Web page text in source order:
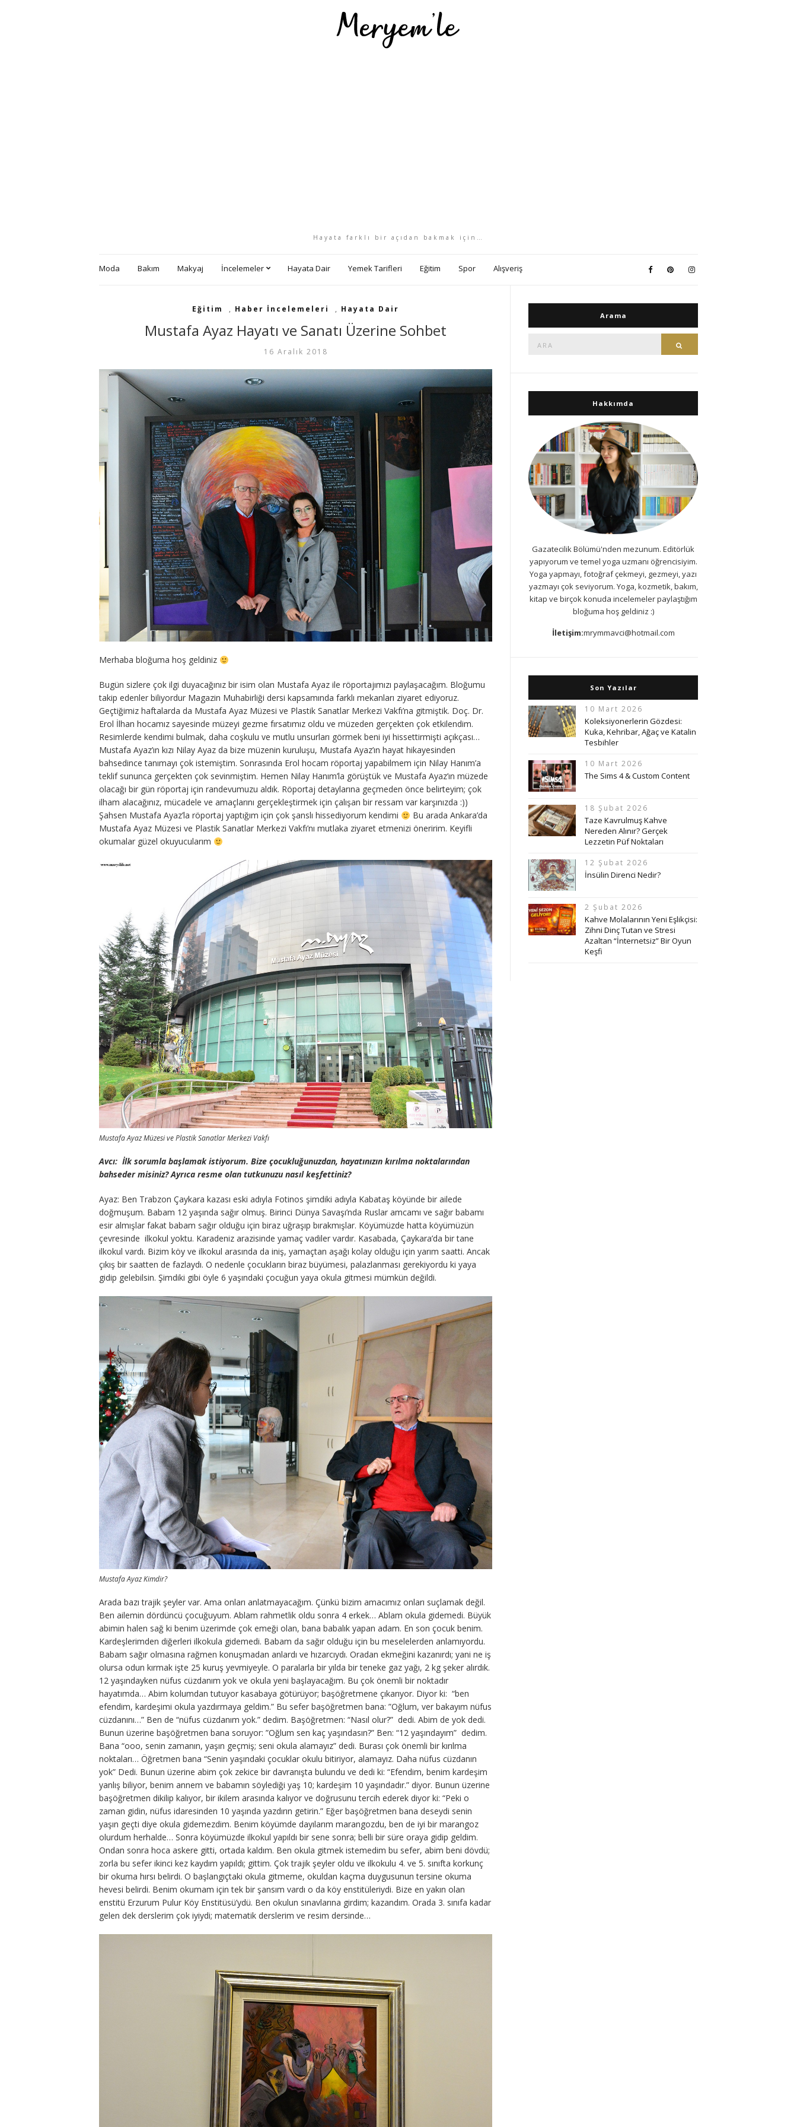
Hayata farklı bir açıdan bakmak için…
Moda Bakım Makyaj İncelemeler Hayata Dair Yemek Tarifleri Eğitim Spor Alışveriş
Eğitim , Haber İncelemeleri , Hayata Dair
Mustafa Ayaz Hayatı ve Sanatı Üzerine Sohbet
16 Aralık 2018
Merhaba bloğuma hoş geldiniz
Bugün sizlere çok ilgi duyacağınız bir isim olan Mustafa Ayaz ile röportajımızı paylaşacağım. Bloğumu
takip edenler biliyordur Magazin Muhabirliği dersi kapsamında farklı mekanları ziyaret ediyoruz.
Geçtiğimiz haftalarda da Mustafa Ayaz Müzesi ve Plastik Sanatlar Merkezi Vakfı’na gitmiştik. Doç. Dr.
Erol İlhan hocamız sayesinde müzeyi gezme fırsatımız oldu ve müzeden gerçekten çok etkilendim.
Resimlerde kendimi bulmak, daha coşkulu ve mutlu unsurları görmek beni iyi hissettirmişti açıkçası…
Mustafa Ayaz’ın kızı Nilay Ayaz da bize müzenin kuruluşu, Mustafa Ayaz’ın hayat hikayesinden
bahsedince tanımayı çok istemiştim. Sonrasında Erol hocam röportaj yapabilmem için Nilay Hanım’a
teklif sununca gerçekten çok sevinmiştim. Hemen Nilay Hanım’la görüştük ve Mustafa Ayaz’ın müzede
olacağı bir gün röportaj için randevumuzu aldık. Röportaj detaylarına geçmeden önce belirteyim; çok
ilham alacağınız, mücadele ve amaçlarını gerçekleştirmek için çalışan bir ressam var karşınızda :))
Şahsen Mustafa Ayaz’la röportaj yaptığım için çok şanslı hissediyorum kendimi
Bu arada Ankara’da
Mustafa Ayaz Müzesi ve Plastik Sanatlar Merkezi Vakfı’nı mutlaka ziyaret etmenizi öneririm. Keyifli
okumalar güzel okuyucularım
Mustafa Ayaz Müzesi ve Plastik Sanatlar Merkezi Vakfı
Avcı: İlk sorumla başlamak istiyorum. Bize çocukluğunuzdan, hayatınızın kırılma noktalarından
bahseder misiniz? Ayrıca resme olan tutkunuzu nasıl keşfettiniz?
Ayaz: Ben Trabzon Çaykara kazası eski adıyla Fotinos şimdiki adıyla Kabataş köyünde bir ailede
doğmuşum. Babam 12 yaşında sağır olmuş. Birinci Dünya Savaşı’nda Ruslar amcamı ve sağır babamı
esir almışlar fakat babam sağır olduğu için biraz uğraşıp bırakmışlar. Köyümüzde hatta köyümüzün
çevresinde ilkokul yoktu. Karadeniz arazisinde yamaç vadiler vardır. Kasabada, Çaykara’da bir tane
ilkokul vardı. Bizim köy ve ilkokul arasında da iniş, yamaçtan aşağı kolay olduğu için yarım saatti. Ancak
çıkış bir saatten de fazlaydı. O nedenle çocukların biraz büyümesi, palazlanması gerekiyordu ki yaya
gidip gelebilsin. Şimdiki gibi öyle 6 yaşındaki çocuğun yaya okula gitmesi mümkün değildi.
Mustafa Ayaz Kimdir?
Arada bazı trajik şeyler var. Ama onları anlatmayacağım. Çünkü bizim amacımız onları suçlamak değil.
Ben ailemin dördüncü çocuğuyum. Ablam rahmetlik oldu sonra 4 erkek… Ablam okula gidemedi. Büyük
abimin halen sağ ki benim üzerimde çok emeği olan, bana babalık yapan adam. En son çocuk benim.
Kardeşlerimden diğerleri ilkokula gidemedi. Babam da sağır olduğu için bu meselelerden anlamıyordu.
Babam sağır olmasına rağmen konuşmadan anlardı ve hızarcıydı. Oradan ekmeğini kazanırdı; yani ne iş
olursa odun kırmak işte 25 kuruş yevmiyeyle. O paralarla bir yılda bir teneke gaz yağı, 2 kg şeker alırdık.
12 yaşındayken nüfus cüzdanım yok ve okula yeni başlayacağım. Bu çok önemli bir noktadır
hayatımda… Abim kolumdan tutuyor kasabaya götürüyor; başöğretmene çıkarıyor. Diyor ki: “ben
efendim, kardeşimi okula yazdırmaya geldim.” Bu sefer başöğretmen bana: ”Oğlum, ver bakayım nüfus
cüzdanını…” Ben de “nüfus cüzdanım yok.” dedim. Başöğretmen: “Nasıl olur?” dedi. Abim de yok dedi.
Bunun üzerine başöğretmen bana soruyor: ”Oğlum sen kaç yaşındasın?” Ben: “12 yaşındayım” dedim.
Bana “ooo, senin zamanın, yaşın geçmiş; seni okula alamayız” dedi. Burası çok önemli bir kırılma
noktaları… Öğretmen bana “Senin yaşındaki çocuklar okulu bitiriyor, alamayız. Daha nüfus cüzdanın
yok” Dedi. Bunun üzerine abim çok zekice bir davranışta bulundu ve dedi ki: “Efendim, benim kardeşim
yanlış biliyor, benim annem ve babamın söylediği yaş 10; kardeşim 10 yaşındadır.” diyor. Bunun üzerine
başöğretmen dikilip kalıyor, bir ikilem arasında kalıyor ve doğrusunu tercih ederek diyor ki: “Peki o
zaman gidin, nüfus idaresinden 10 yaşında yazdırın getirin.” Eğer başöğretmen bana deseydi senin
yaşın geçti diye okula gidemezdim. Benim köyümde dayılarım marangozdu, ben de iyi bir marangoz
olurdum herhalde… Sonra köyümüzde ilkokul yapıldı bir sene sonra; belli bir süre oraya gidip geldim.
Ondan sonra hoca askere gitti, ortada kaldım. Ben okula gitmek istemedim bu sefer, abim beni dövdü;
zorla bu sefer ikinci kez kaydım yapıldı; gittim. Çok trajik şeyler oldu ve ilkokulu 4. ve 5. sınıfta korkunç
bir okuma hırsı belirdi. O başlangıçtaki okula gitmeme, okuldan kaçma duygusunun tersine okuma
hevesi belirdi. Benim okumam için tek bir şansım vardı o da köy enstitüleriydi. Bize en yakın olan
enstitü Erzurum Pulur Köy Enstitüsü’ydü. Ben okulun sınavlarına girdim; kazandım. Orada 3. sınıfa kadar
gelen dek derslerim çok iyiydi; matematik derslerim ve resim dersinde…
Arama
Hakkımda
Gazatecilik Bölümü'nden mezunum. Editörlük
yapıyorum ve temel yoga uzmanı öğrencisiyim.
Yoga yapmayı, fotoğraf çekmeyi, gezmeyi, yazı
yazmayı çok seviyorum. Yoga, kozmetik, bakım,
kitap ve birçok konuda incelemeler paylaştığım
bloğuma hoş geldiniz :)
İletişim:mrymmavci@hotmail.com
Son Yazılar
10 Mart 2026
Koleksiyonerlerin Gözdesi:
Kuka, Kehribar, Ağaç ve Katalin
Tesbihler
10 Mart 2026
The Sims 4 & Custom Content
18 Şubat 2026
Taze Kavrulmuş Kahve
Nereden Alınır? Gerçek
Lezzetin Püf Noktaları
12 Şubat 2026
İnsülin Direnci Nedir?
2 Şubat 2026
Kahve Molalarının Yeni Eşlikçisi:
Zihni Dinç Tutan ve Stresi
Azaltan “İnternetsiz” Bir Oyun
Keşfi